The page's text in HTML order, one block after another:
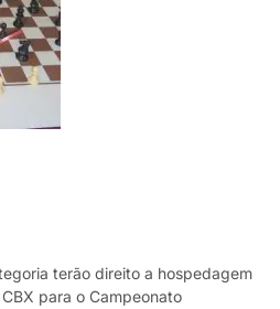
terão direito a hospedagem
para o Campeonato